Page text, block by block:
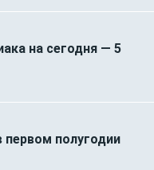
на сегодня — 5
первом полугодии